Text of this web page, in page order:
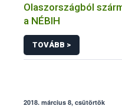
Olaszországból
a NÉBIH
TOVÁBB >
2018. március 8, csütörtök